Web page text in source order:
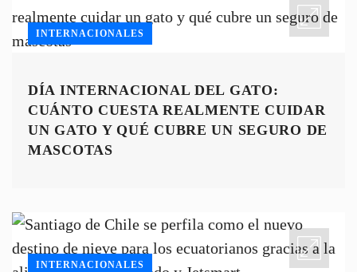
INTERNACIONALES
DÍA INTERNACIONAL DEL GATO:
CUÁNTO CUESTA REALMENTE CUIDAR
UN GATO Y QUÉ CUBRE UN SEGURO DE
MASCOTAS
INTERNACIONALES